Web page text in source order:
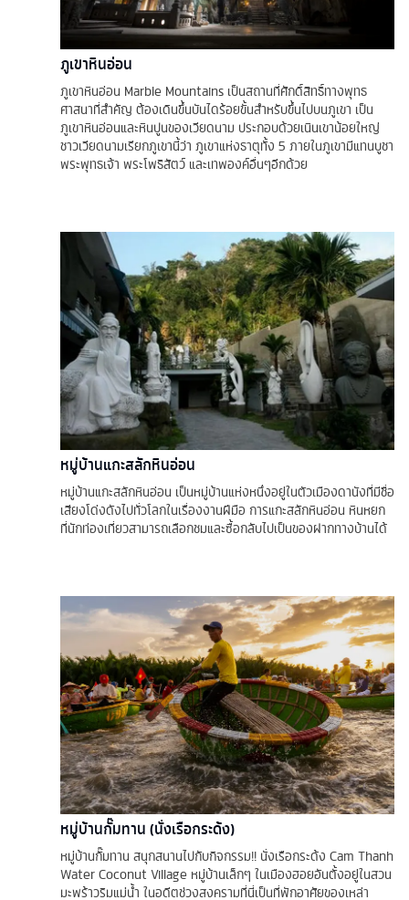
ภูเขาหินอ่อน
ภูเขาหินอ่อน Marble Mountains เป็นสถานที่ศักดิ์สิทธิ์ทางพุทธ
ศาสนาที่สำคัญ ต้องเดินขึ้นบันไดร้อยขั้นสำหรับขึ้นไปบนภูเขา เป็น
ภูเขาหินอ่อนและหินปูนของเวียดนาม ประกอบด้วยเนินเขาน้อยใหญ่
ชาวเวียดนามเรียกภูเขานี้ว่า ภูเขาแห่งธาตุทั้ง 5 ภายในภูเขามีแทนบูชา
พระพุทธเจ้า พระโพธิสัตว์ และเทพองค์อื่นๆอีกด้วย
หมู่บ้านแกะสลักหินอ่อน
หมู่บ้านแกะสลักหินอ่อน เป็นหมู่บ้านแห่งหนึ่งอยู่ในตัวเมืองดานังที่มีชื่อ
เสียงโด่งดังไปทั่วโลกในเรื่องงานฝีมือ การแกะสลักหินอ่อน หินหยก
ที่นักท่องเที่ยวสามารถเลือกชมและซื้อกลับไปเป็นของฝากทางบ้านได้
หมู่บ้านกั๊มทาน (นั่งเรือกระด้ง)
หมู่บ้านกั๊มทาน สนุกสนานไปกับกิจกรรม!! นั่งเรือกระด้ง Cam Thanh
Water Coconut Village หมู่บ้านเล็กๆ ในเมืองฮอยอันตั้งอยู่ในสวน
มะพร้าวริมแม่น้ำ ในอดีตช่วงสงครามที่นี่เป็นที่พักอาศัยของเหล่า